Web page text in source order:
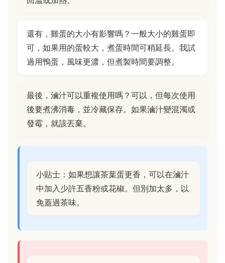
還有，雞蛋的大小有影響嗎？一般大小的雞蛋即
可，如果用的蛋較大，煮蛋時間可稍延長。我試
過用鴨蛋，風味更濃，但煮製時間要調整。
最後，滷汁可以重複使用嗎？可以，但每次使用
後要煮沸消毒，並冷藏保存。如果滷汁變混濁或
發霉，就該丟棄。
小貼士：如果想讓茶葉蛋更香，可以在滷汁
中加入少許五香粉或花椒。但別加太多，以
免蓋過茶味。